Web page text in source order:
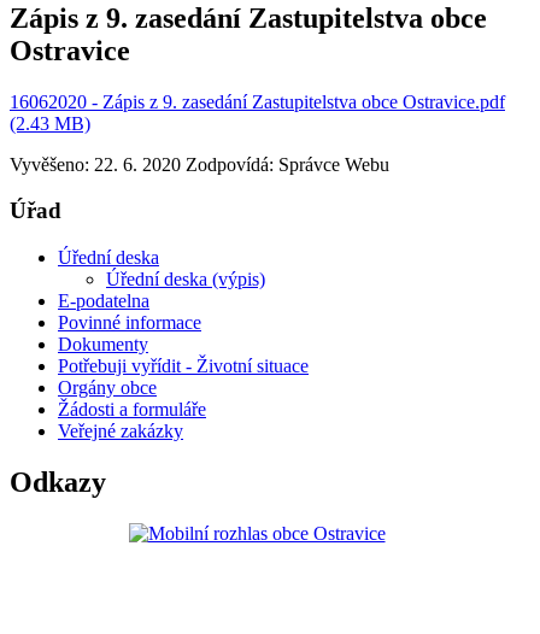
Zápis z 9. zasedání Zastupitelstva obce
Ostravice
16062020 - Zápis z 9. zasedání Zastupitelstva obce Ostravice.pdf
(2.43 MB)
Vyvěšeno: 22. 6. 2020 Zodpovídá: Správce Webu
Úřad
Úřední deska
Úřední deska (výpis)
E-podatelna
Povinné informace
Dokumenty
Potřebuji vyřídit - Životní situace
Orgány obce
Žádosti a formuláře
Veřejné zakázky
Odkazy